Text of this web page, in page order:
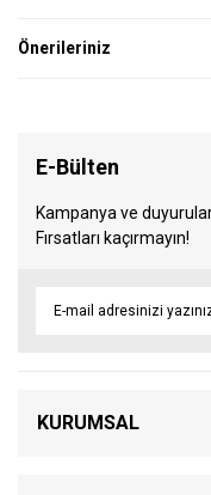
Önerileriniz
E-Bülten
Kampanya ve
Fırsatları kaçırmayın!
KURUMSAL